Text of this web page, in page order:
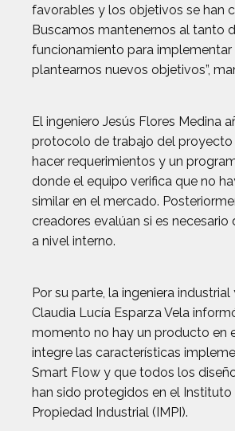
favorables y los objetivos se han
Buscamos mantenernos al tanto
funcionamiento para implementar
plantearnos nuevos objetivos”,
El ingeniero Jesús Flores Medina
protocolo de trabajo del proyecto
hacer requerimientos y un
donde el equipo verifica que no
similar en el mercado.
creadores evalúan si es necesario
a nivel interno.
Por su parte, la ingeniera
Claudia Lucía Esparza Vela
momento no hay un producto en
integre las características
Smart Flow y que todos los
han sido protegidos en el Instituto
Propiedad Industrial (IMPI).